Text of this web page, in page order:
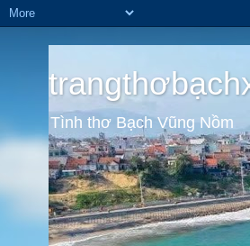
Tình thơ Bạch Vũng Nồm